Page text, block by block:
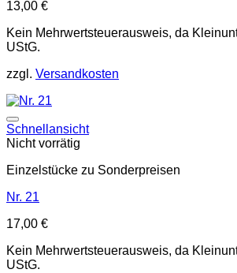
13,00 €
Kein Mehrwertsteuerausweis, da
UStG.
zzgl. Versandkosten
Schnellansicht
Nicht vorrätig
Einzelstücke zu Sonderpreisen
Nr. 21
17,00 €
Kein Mehrwertsteuerausweis, da
UStG.